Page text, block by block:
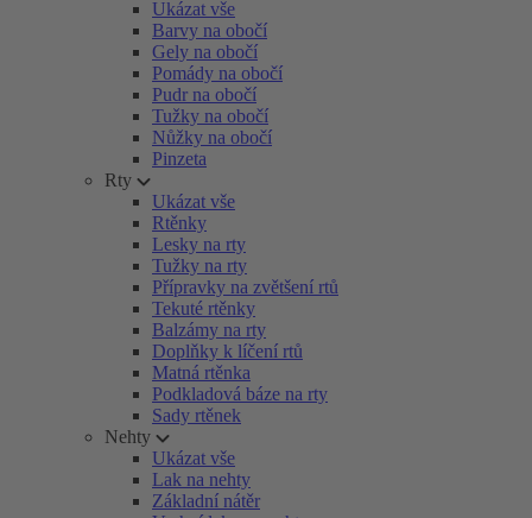
Ukázat vše
Barvy na obočí
Gely na obočí
Pomády na obočí
Pudr na obočí
Tužky na obočí
Nůžky na obočí
Pinzeta
Rty
Ukázat vše
Rtěnky
Lesky na rty
Tužky na rty
Přípravky na zvětšení rtů
Tekuté rtěnky
Balzámy na rty
Doplňky k líčení rtů
Matná rtěnka
Podkladová báze na rty
Sady rtěnek
Nehty
Ukázat vše
Lak na nehty
Základní nátěr